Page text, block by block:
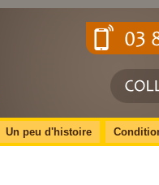
Un peu d'histoire